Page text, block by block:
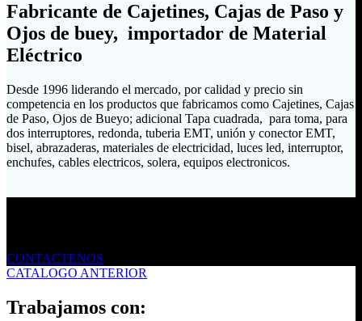
Fabricante de Cajetines, Cajas de Paso y
Ojos de buey, importador de Material
Eléctrico
Desde 1996 liderando el mercado, por calidad y precio sin
competencia en los productos que fabricamos como Cajetines, Cajas
de Paso, Ojos de Bueyo; adicional Tapa cuadrada, para toma, para
dos interruptores, redonda, tuberia EMT, unión y conector EMT,
bisel, abrazaderas, materiales de electricidad, luces led, interruptor,
enchufes, cables electricos, solera, equipos electronicos.
CONTACTENOS
CATALOGO ANTERIOR
Trabajamos con: